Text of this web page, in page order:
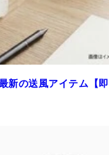
新の送風アイテム【即